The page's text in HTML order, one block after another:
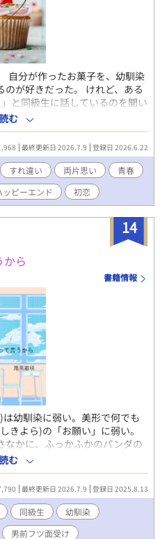
自分が作ったお菓子を、幼馴染
が好きだった。 けれど、ある
と同級生に話しているのを聞い
込んでしまう。 それから紬
くなってしまう。 そして数年
なって…？ 勘違いからすれ違
お話。
む
最終更新日 2026.7.9 登録日 2026.6.22
すれ違い 両片思い
青春
ッピーエンド 初恋
14
ら
書籍情報
幼馴染に弱い。美形で何でも
きよら)の「お願い」に弱い。
なかに、ふっかふかのパンダの
ないか？」 里見高校着ぐるみ同
い。２年生が二人、１年生が一
、１年生が発熱して人気のパン
せった同好会会長の清良は１年
ンダの着ぐるみを着てほしい
」に弱い蒼斗は、仕方なく頷
もの頃からずっと一緒。 当た
む
最終更新日 2026.7.9 登録日 2025.8.13
同級生
幼馴染
男前フツ面受け